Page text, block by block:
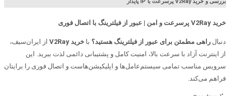
بررسی و خرید V2Ray پرسرعت با IP پایدار
خرید V2Ray پرسرعت و امن | عبور از فیلترینگ با اتصال فوری
دنبال راهی مطمئن برای عبور از فیلترینگ هستید؟ با خرید V2Ray
از ایران‌سیف،
از اینترنت آزاد با سرعت بالا، امنیت کامل و پشتیبانی دائمی لذت ببرید. این
سرویس مناسب تمامی سیستم‌عامل‌ها و اپلیکیشن‌هاست و اتصال فوری را برایتان
فراهم می‌کند.